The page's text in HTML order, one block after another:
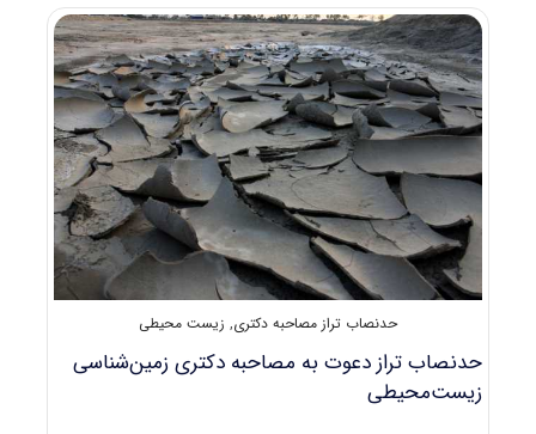
۹۸
زمین‌شناسی
–
زیست‌محیطی
کد
۲۲۰۶
حدنصاب تراز مصاحبه دکتری, زیست محیطی
حدنصاب تراز دعوت به مصاحبه دکتری زمین‌شناسی
زیست‌محیطی